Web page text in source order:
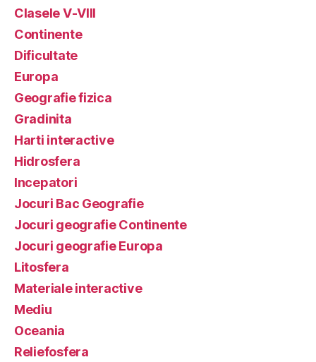
Clasele V-VIII
Continente
Dificultate
Europa
Geografie fizica
Gradinita
Harti interactive
Hidrosfera
Incepatori
Jocuri Bac Geografie
Jocuri geografie Continente
Jocuri geografie Europa
Litosfera
Materiale interactive
Mediu
Oceania
Reliefosfera